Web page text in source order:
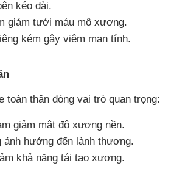
kéo dài.
giảm tưới máu mô xương.
kém gây viêm mạn tính.
toàn thân đóng vai trò quan trọng:
giảm mật độ xương nền.
hưởng đến lành thương.
khả năng tái tạo xương.